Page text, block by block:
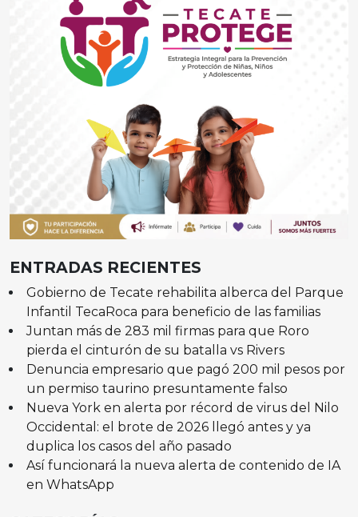
ENTRADAS RECIENTES
Gobierno de Tecate rehabilita alberca del Parque
Infantil TecaRoca para beneficio de las familias
Juntan más de 283 mil firmas para que Roro
pierda el cinturón de su batalla vs Rivers
Denuncia empresario que pagó 200 mil pesos por
un permiso taurino presuntamente falso
Nueva York en alerta por récord de virus del Nilo
Occidental: el brote de 2026 llegó antes y ya
duplica los casos del año pasado
Así funcionará la nueva alerta de contenido de IA
en WhatsApp